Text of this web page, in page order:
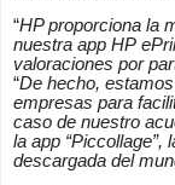
“HP proporciona la
nuestra app HP
valoraciones por
“De hecho,
empresas para
caso de nuestro
la app “Piccollage”,
descargada del